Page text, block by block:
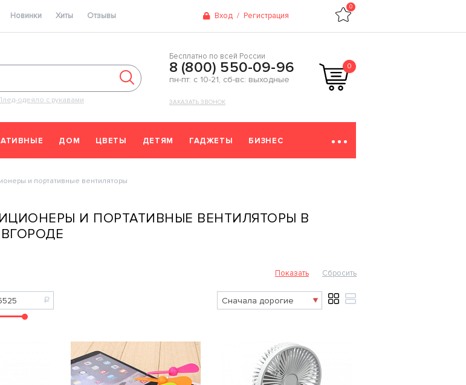
Новинки Хиты Отзывы Вход / Регистрация
0
одеяло с рукавами
Бесплатно по всей России
8 (800) 550-09-96
пн-пт: с 10-21, сб-вс: выходные
ЗАКАЗАТЬ ЗВОНОК
0
ДОМ ЦВЕТЫ ДЕТЯМ ГАДЖЕТЫ БИЗНЕС
и портативные вентиляторы
И ПОРТАТИВНЫЕ ВЕНТИЛЯТОРЫ В